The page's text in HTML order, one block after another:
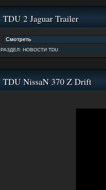
TDU 2 Jaguar Trailer
РАЗДЕЛ: НОВОСТИ TDU
TDU NissaN 370 Z Drift